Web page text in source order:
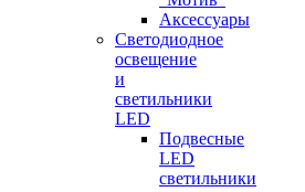
Аксессуары
Светодиодное
освещение
и
светильники
LED
Подвесные
LED
светильники